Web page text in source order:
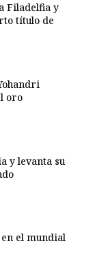
Filadelfia y
título de
oro
y levanta su
el mundial